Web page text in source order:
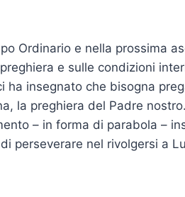
Ordinario e nella prossima
e sulle condizioni
ha insegnato che bisogna
la preghiera del Padre
– in forma di parabola –
perseverare nel rivolgersi a